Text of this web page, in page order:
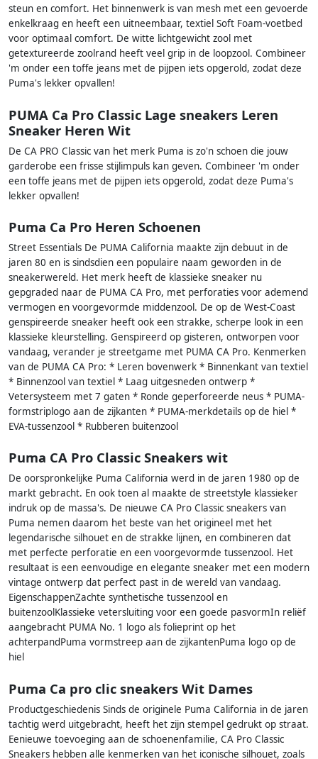
steun en comfort. Het binnenwerk is van mesh met een gevoerde
enkelkraag en heeft een uitneembaar, textiel Soft Foam-voetbed
voor optimaal comfort. De witte lichtgewicht zool met
getextureerde zoolrand heeft veel grip in de loopzool. Combineer
'm onder een toffe jeans met de pijpen iets opgerold, zodat deze
Puma's lekker opvallen!
PUMA Ca Pro Classic Lage sneakers Leren
Sneaker Heren Wit
De CA PRO Classic van het merk Puma is zo'n schoen die jouw
garderobe een frisse stijlimpuls kan geven. Combineer 'm onder
een toffe jeans met de pijpen iets opgerold, zodat deze Puma's
lekker opvallen!
Puma Ca Pro Heren Schoenen
Street Essentials De PUMA California maakte zijn debuut in de
jaren 80 en is sindsdien een populaire naam geworden in de
sneakerwereld. Het merk heeft de klassieke sneaker nu
gepgraded naar de PUMA CA Pro, met perforaties voor ademend
vermogen en voorgevormde middenzool. De op de West-Coast
genspireerde sneaker heeft ook een strakke, scherpe look in een
klassieke kleurstelling. Genspireerd op gisteren, ontworpen voor
vandaag, verander je streetgame met PUMA CA Pro. Kenmerken
van de PUMA CA Pro: * Leren bovenwerk * Binnenkant van textiel
* Binnenzool van textiel * Laag uitgesneden ontwerp *
Vetersysteem met 7 gaten * Ronde geperforeerde neus * PUMA-
formstriplogo aan de zijkanten * PUMA-merkdetails op de hiel *
EVA-tussenzool * Rubberen buitenzool
Puma CA Pro Classic Sneakers wit
De oorspronkelijke Puma California werd in de jaren 1980 op de
markt gebracht. En ook toen al maakte de streetstyle klassieker
indruk op de massa's. De nieuwe CA Pro Classic sneakers van
Puma nemen daarom het beste van het origineel met het
legendarische silhouet en de strakke lijnen, en combineren dat
met perfecte perforatie en een voorgevormde tussenzool. Het
resultaat is een eenvoudige en elegante sneaker met een modern
vintage ontwerp dat perfect past in de wereld van vandaag.
EigenschappenZachte synthetische tussenzool en
buitenzoolKlassieke vetersluiting voor een goede pasvormIn reliëf
aangebracht PUMA No. 1 logo als folieprint op het
achterpandPuma vormstreep aan de zijkantenPuma logo op de
hiel
Puma Ca pro clic sneakers Wit Dames
Productgeschiedenis Sinds de originele Puma California in de jaren
tachtig werd uitgebracht, heeft het zijn stempel gedrukt op straat.
Eenieuwe toevoeging aan de schoenenfamilie, CA Pro Classic
Sneakers hebben alle kenmerken van het iconische silhouet, zoals